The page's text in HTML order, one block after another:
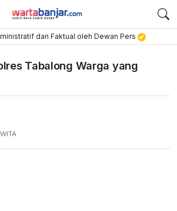
dan Faktual oleh Dewan Pers
Tabalong Warga yang